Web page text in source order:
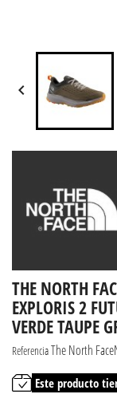

THE NORTH
EXPLORIS 2
VERDE TAUPE
ReferenciaThe North
Este producto